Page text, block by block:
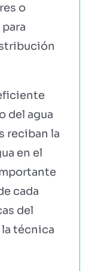
o
del agua
reciban la
en el
cada
del
técnica